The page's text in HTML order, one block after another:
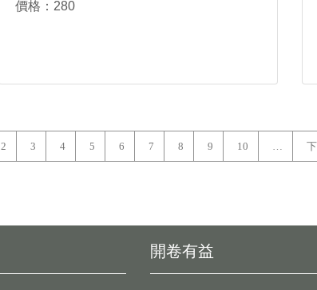
價格：280
2 3 4 5 6 7 8 9 10 …
開卷有益